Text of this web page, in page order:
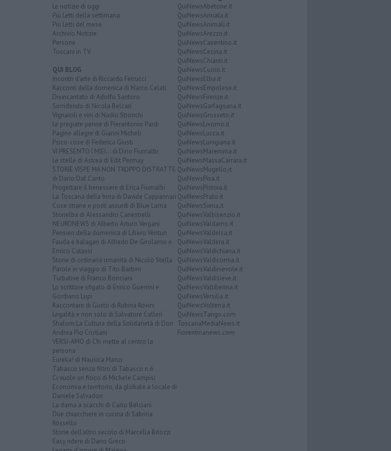
Le notizie di oggi
Più Letti della settimana
Più Letti del mese
Archivio Notizie
Persone
Toscani in TV
QUI BLOG
Incontri d'arte di Riccardo Ferrucci
Racconti della domenica di Marco Celati
Disincantato di Adolfo Santoro
Sorridendo di Nicola Belcari
Vignaioli e vini di Nadio Stronchi
Le pregiate penne di Pierantonio Pardi
Pagine allegre di Gianni Micheli
Psico-cose di Federica Giusti
VI PRESENTO I MIEI... di Dino Fiumalbi
Le stelle di Astrea di Edit Permay
STORIE VISPE MA NON TROPPO DISTRATTE
di Dario Dal Canto
Progettare il benessere di Erica Fiumalbi
La Toscana della birra di Davide Cappannari
Cose strane e posti assurdi di Blue Lama
Storielba di Alessandro Canestrelli
NEURONEWS di Alberto Arturo Vergani
Pensieri della domenica di Libero Venturi
Fauda e balagan di Alfredo De Girolamo e
Enrico Catassi
Storie di ordinaria umanità di Nicolò Stella
Parole in viaggio di Tito Barbini
Turbative di Franco Bonciani
Lo scrittore sfigato di Enrico Guerrini e
Gordiano Lupi
Raccontare di Gusto di Rubina Rovini
Legalità e non solo di Salvatore Calleri
Shalom La Cultura della Solidarietà di Don
Andrea Pio Cristiani
VERSI-AMO di Chi mette al centro la
persona
Eureka! di Nausica Manzi
Tabasco senza filtro di Tabasco n.6
Ci vuole un fisico di Michele Campisi
Economia e territorio, da globale a locale di
Daniele Salvadori
La dama a scacchi di Carlo Belciani
Due chiacchiere in cucina di Sabrina
Rossello
Storie dell'altro secolo di Marcella Bitozzi
Easy ridere di Dario Greco
QuiNewsAbetone.it
QuiNewsAmiata.it
QuiNewsAnimali.it
QuiNewsArezzo.it
QuiNewsCasentino.it
QuiNewsCecina.it
QuiNewsChianti.it
QuiNewsCuoio.it
QuiNewsElba.it
QuiNewsEmpolese.it
QuiNewsFirenze.it
QuiNewsGarfagnana.it
QuiNewsGrosseto.it
QuiNewsLivorno.it
QuiNewsLucca.it
QuiNewsLunigiana.it
QuiNewsMaremma.it
QuiNewsMassaCarrara.it
QuiNewsMugello.it
QuiNewsPisa.it
QuiNewsPistoia.it
QuiNewsPrato.it
QuiNewsSiena.it
QuiNewsValbisenzio.it
QuiNewsValdarno.it
QuiNewsValdelsa.it
QuiNewsValdera.it
QuiNewsValdichiana.it
QuiNewsValdicornia.it
QuiNewsValdinievole.it
QuiNewsValdisieve.it
QuiNewsValtiberina.it
QuiNewsVersilia.it
QuiNewsVolterra.it
QuiNewsTango.com
ToscanaMediaNews.it
Fiorentinanews.com